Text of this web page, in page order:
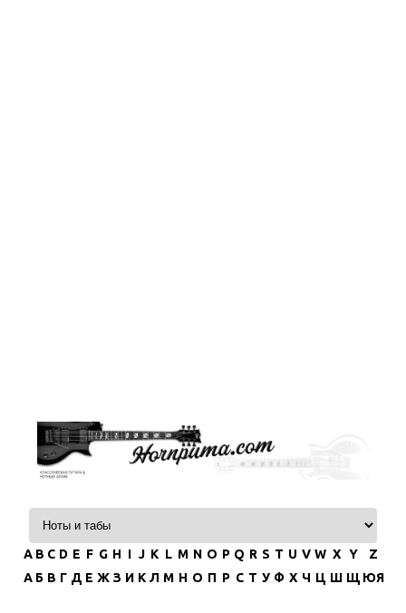
Перейти к содержимому
A B C D E F G H I J K L M N O P Q R S T U V W X Y
Z
А Б В Г Д Е Ж З И К Л М Н О П Р С Т У Ф Х Ч Ц Ш Щ ЮЯ